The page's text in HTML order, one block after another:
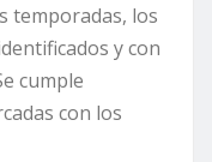
temporadas, los
y con
cumple
con los